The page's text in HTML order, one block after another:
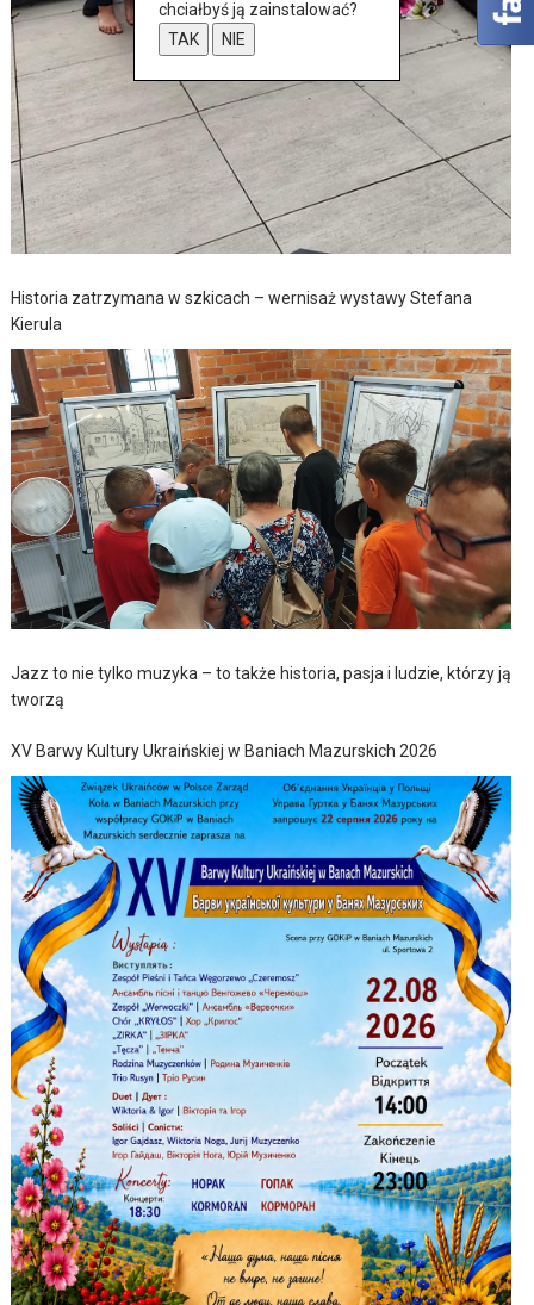
Historia zatrzymana w szkicach – wernisaż wystawy Stefana
Kierula
Jazz to nie tylko muzyka – to także historia, pasja i ludzie, którzy ją
tworzą
XV Barwy Kultury Ukraińskiej w Baniach Mazurskich 2026
chciałbyś ją zainstalować?
TAK
NIE